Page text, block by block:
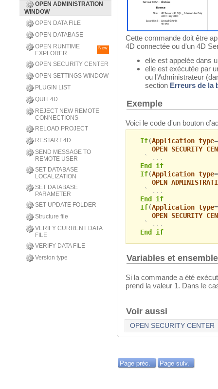
OPEN ADMINISTRATION
WINDOW
OPEN DATA FILE
OPEN DATABASE
OPEN RUNTIME
EXPLORER
New
OPEN SECURITY CENTER
OPEN SETTINGS WINDOW
PLUGIN LIST
QUIT 4D
REJECT NEW REMOTE
CONNECTIONS
RELOAD PROJECT
RESTART 4D
SEND MESSAGE TO
REMOTE USER
SET DATABASE
LOCALIZATION
SET DATABASE
PARAMETER
SET UPDATE FOLDER
Structure file
VERIFY CURRENT DATA
FILE
VERIFY DATA FILE
Version type
Cette commande doit être
4D connectée ou d'un 4D
elle est appelée dans
elle est exécutée par
ou l’Administrateur
section Erreurs de la
Exemple
Voici le code d'un bouton
If(Application type
OPEN SECURITY
` ...
End if
If(Application type
OPEN
` ...
End if
If(Application type
OPEN SECURITY
` ...
End if
Variables et
Si la commande a été
prend la valeur 1. Dans le
Voir aussi
OPEN SECURITY CENTER
Page préc. Page suiv.